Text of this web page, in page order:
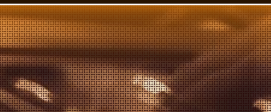
PLAY DATA TOP EMBLEM
称号 プレー履歴
ライバル一覧
LICENSE HIT CHART